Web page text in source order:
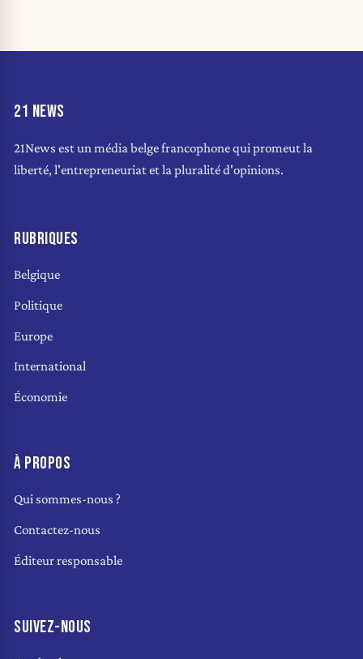
21 NEWS
21News est un média belge francophone qui promeut la
liberté, l'entrepreneuriat et la pluralité d'opinions.
RUBRIQUES
Belgique
Politique
Europe
International
Économie
À PROPOS
Qui sommes-nous ?
Contactez-nous
Éditeur responsable
SUIVEZ-NOUS